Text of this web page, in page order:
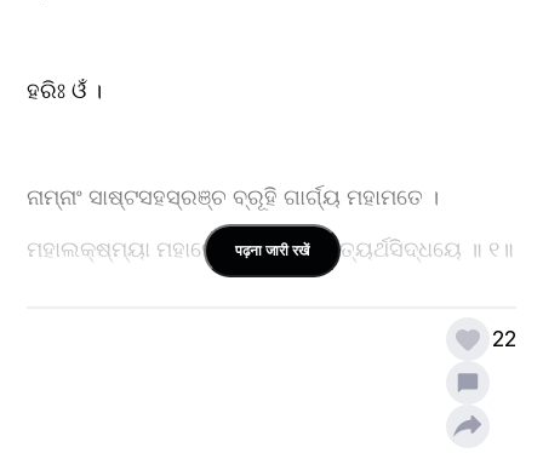
ହରିଃ ଓଁ ।
ନାମ୍ନାଂ ସାଷ୍ଟସହସ୍ରଞ୍ଚ ବ୍ରୂହି ଗାର୍ଗ୍ୟ ମହାମତେ ।
ମହାଲକ୍ଷ୍ମ୍ୟା ମହାଦେଵ୍ୟା ଭୁକ୍ତିମୁକ୍ତ୍ୟର୍ଥସିଦ୍ଧୟେ ॥ ୧॥
पढ़ना जारी रखें
22